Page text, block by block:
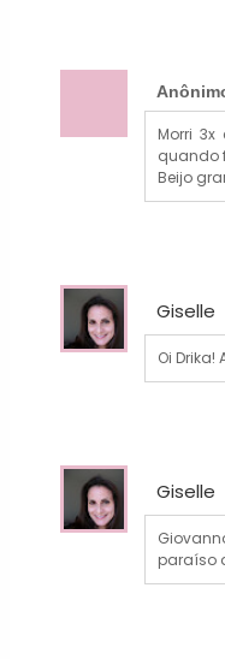
Morri
quando
Beijo
Giselle
Oi
Giselle
paraíso